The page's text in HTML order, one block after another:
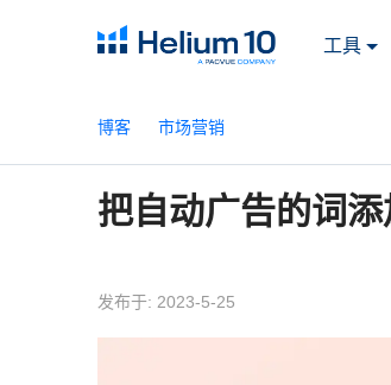
工具
博客 市场营销
把自动广告的词添
发布于: 2023-5-25